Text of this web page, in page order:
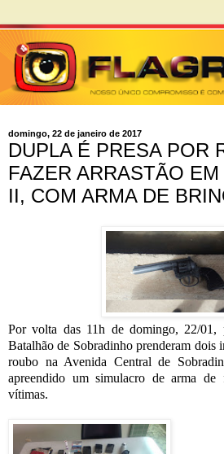
domingo, 22 de janeiro de 2017
DUPLA É PRESA POR
FAZER ARRASTÃO
II, COM ARMA DE
Por volta das 11h de domingo, 22/01,
Batalhão de Sobradinho prenderam dois
roubo na Avenida Central de
apreendido um simulacro de arma de
vítimas.